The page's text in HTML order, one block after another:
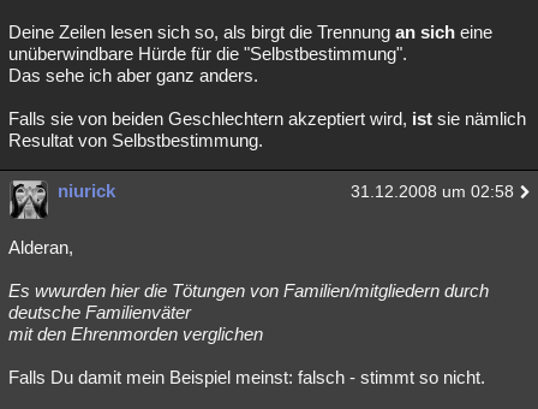
Deine Zeilen lesen sich so, als birgt die Trennung an sich eine
unüberwindbare Hürde für die "Selbstbestimmung".
Das sehe ich aber ganz anders.
Falls sie von beiden Geschlechtern akzeptiert wird, ist sie nämlich
Resultat von Selbstbestimmung.
niurick 31.12.2008 um 02:58
Alderan,
Es wwurden hier die Tötungen von Familien/mitgliedern durch
deutsche Familienväter
mit den Ehrenmorden verglichen
Falls Du damit mein Beispiel meinst: falsch - stimmt so nicht.